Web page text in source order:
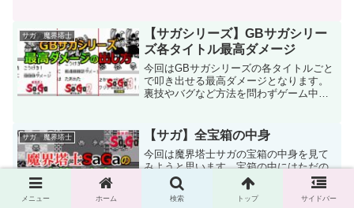
セリフたちを集めてみましたのでぜひ最
後までご覧ください。圧の...
サガ 魔界塔士
【サガシリーズ】GBサガシリー
ズ各タイトル最高ダメージ
今回はGBサガシリーズの各タイトルごと
で叩き出せる最高ダメージとなります。
裏技やバグなど方法を問わずゲーム中で
非最後までご覧ください。なお独自で調
査している部分があるた...
サガ 魔界塔士 【サガ】全宝箱の中身
今回は魔界塔士サガの宝箱の中身を見て
みようと思います。宝箱の中にはただの
回復アイテムから貴重な非売品の装備ま
で空けてみるまで何が入っているかわか
りません。なので今回はそんな宝箱に入
メニュー ホーム 検索 トップ サイドバー